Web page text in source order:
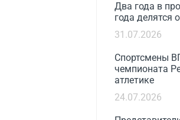
Два года в
года делятся
31.07.2026
Спортсмены
чемпионата
атлетике
24.07.2026